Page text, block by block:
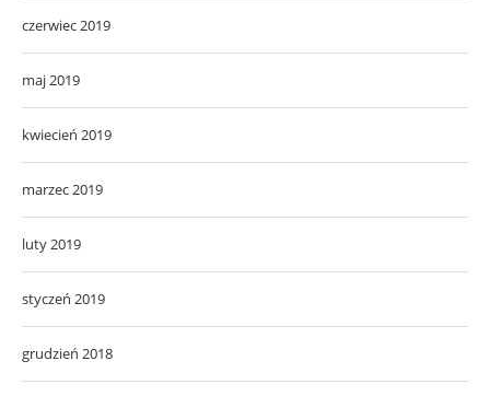
czerwiec 2019
maj 2019
kwiecień 2019
marzec 2019
luty 2019
styczeń 2019
grudzień 2018